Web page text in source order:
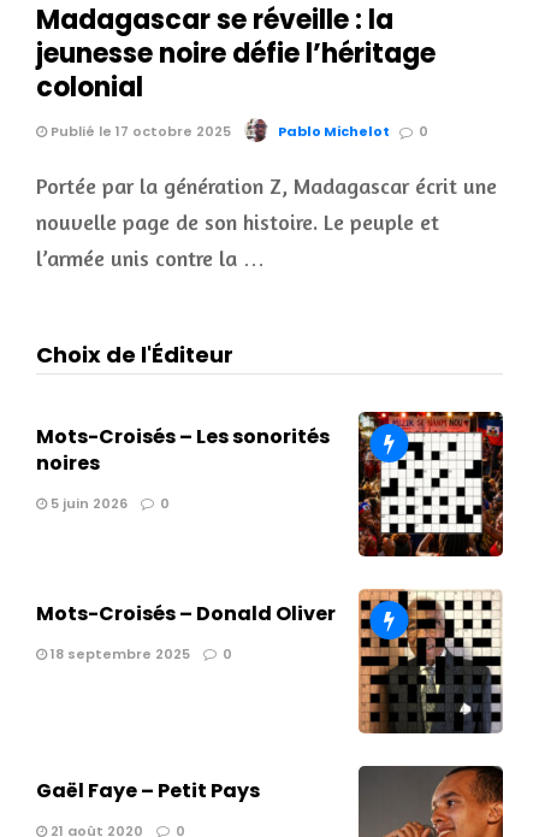
Madagascar se réveille : la
jeunesse noire défie l’héritage
colonial
Publié le 17 octobre 2025 Pablo Michelot 0
Portée par la génération Z, Madagascar écrit une
nouvelle page de son histoire. Le peuple et
l’armée unis contre la …
Choix de l'Éditeur
Mots-Croisés – Les sonorités
noires
5 juin 2026 0
Mots-Croisés – Donald Oliver
18 septembre 2025 0
Gaël Faye – Petit Pays
21 août 2020 0